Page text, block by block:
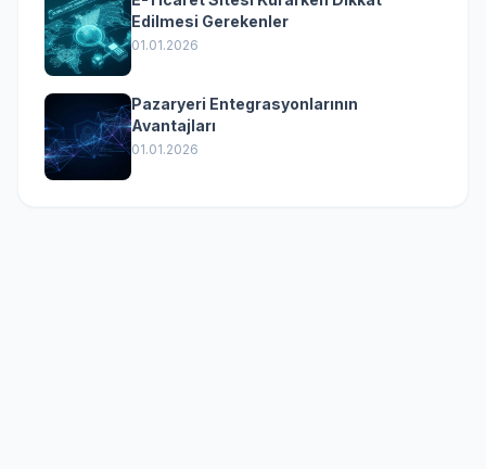
Edilmesi Gerekenler
01.01.2026
Pazaryeri Entegrasyonlarının
Avantajları
01.01.2026